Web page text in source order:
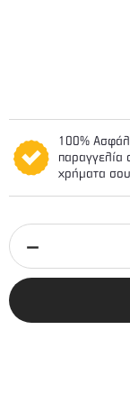
100%
παραγγελία
χρήματα